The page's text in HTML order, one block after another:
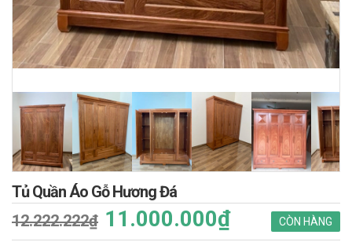
Tủ Quần Áo Gỗ Hương Đá
CÒN HÀNG
12.222.222₫ 11.000.000₫